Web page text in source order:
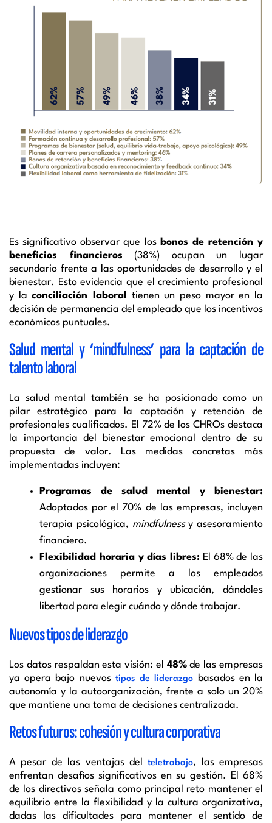
Es significativo observar que los bonos de retención y
beneficios financieros (38%) ocupan un lugar
secundario frente a las oportunidades de desarrollo y el
bienestar. Esto evidencia que el crecimiento profesional
y laconciliación laboral
tienen un peso mayor en la
decisión de permanencia del empleado que los incentivos
económicos puntuales.
Salud mental y ‘mindfulness’ para la captación de
talento laboral
La salud mental también se ha posicionado como un
pilar estratégico para la captación y retención de
profesionales cualificados. El 72% de los CHROs destaca
la importancia del bienestar emocional dentro de su
propuesta de valor. Las medidas concretas más
implementadas incluyen:
Programas de salud mental y bienestar:
Adoptados por el 70% de las empresas, incluyen
terapia psicológica, mindfulnessy asesoramiento
financiero.
Flexibilidad horaria y días libres: El 68% de las
organizaciones permite a los empleados
gestionar sus horarios y ubicación, dándoles
libertad para elegir cuándo y dónde trabajar.
Nuevos tipos de liderazgo
Los datos respaldan esta visión: el 48%de las empresas
ya opera bajo nuevos tipos de liderazgo basados en la
autonomía y la autoorganización, frente a solo un 20%
que mantiene una toma de decisiones centralizada.
Retos futuros: cohesión y cultura corporativa
A pesar de las ventajas delteletrabajo, las empresas
enfrentan desafíos significativos en su gestión. El 68%
de los directivos señala como principal reto mantener el
equilibrio entre la flexibilidad y la cultura organizativa,
dadas las dificultades para mantener el sentido de